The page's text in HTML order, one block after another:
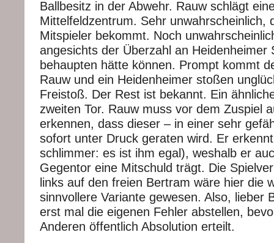
Ballbesitz in der Abwehr. Rauw schlägt
Mittelfeldzentrum. Sehr unwahrscheinlich,
Mitspieler bekommt. Noch
angesichts der Überzahl an Heidenheimer
behaupten hätte können. Prompt kommt
Rauw und ein Heidenheimer stoßen
Freistoß. Der Rest ist bekannt. Ein
zweiten Tor. Rauw muss vor dem Zuspiel
erkennen, dass dieser – in einer sehr
sofort unter Druck geraten wird. Er
schlimmer: es ist ihm egal), weshalb er
Gegentor eine Mitschuld trägt. Die
links auf den freien Bertram wäre hier die
sinnvollere Variante gewesen. Also, lieber
erst mal die eigenen Fehler abstellen,
Anderen öffentlich Absolution erteilt.